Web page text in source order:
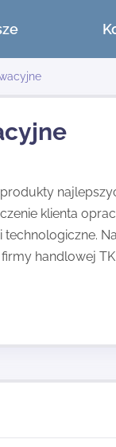
klienta
technologiczne.
handlowej TK